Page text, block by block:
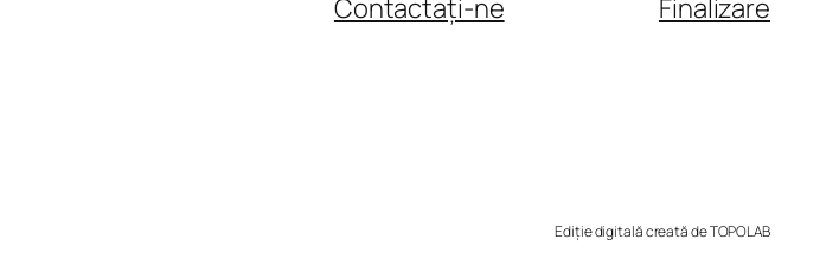
Contactați-ne
Finalizare
Ediție digitală creată de TOPOLAB